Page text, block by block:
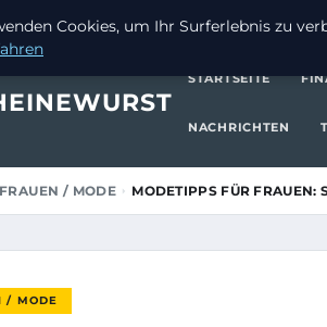
STARTSEITE
NACHRICHTEN
FRAUEN / MODE MODETIPPS FÜR FRAUEN:
/ MODE
Cookies, um Ihr Surferlebnis zu